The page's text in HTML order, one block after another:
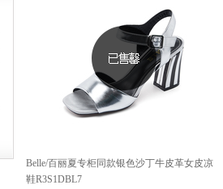
Belle/百丽夏专柜同款银色沙丁牛皮革女皮凉
鞋R3S1DBL7